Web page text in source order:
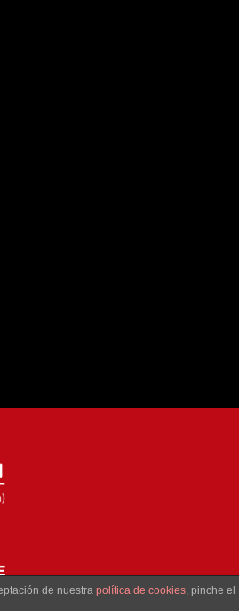
de nuestra política de cookies, pinche el